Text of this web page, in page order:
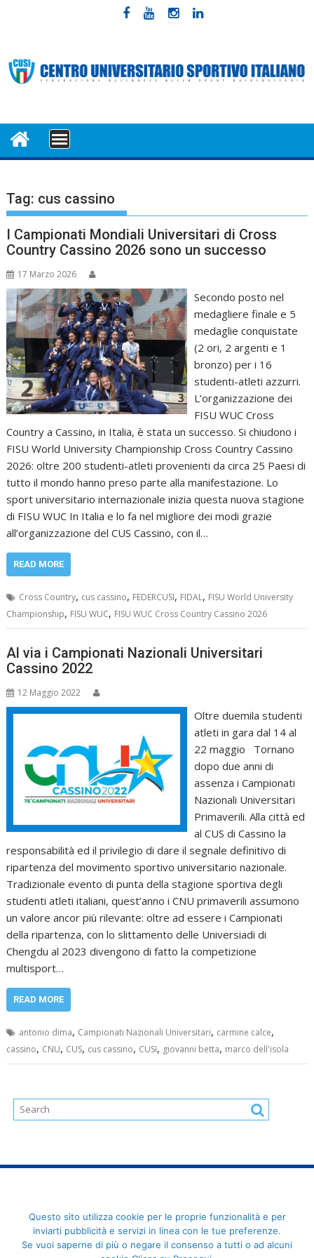
MENU
Tag: cus cassino
I Campionati Mondiali Universitari di Cross
Country Cassino 2026 sono un successo
17 Marzo 2026
Secondo posto nel
medagliere finale e 5
medaglie conquistate
(2 ori, 2 argenti e 1
bronzo) per i 16
studenti-atleti azzurri.
L’organizzazione dei
FISU WUC Cross
Country a Cassino, in Italia, è stata un successo. Si chiudono i
FISU World University Championship Cross Country Cassino
2026: oltre 200 studenti-atleti provenienti da circa 25 Paesi di
tutto il mondo hanno preso parte alla manifestazione. Lo
sport universitario internazionale inizia questa nuova stagione
di FISU WUC In Italia e lo fa nel migliore dei modi grazie
all’organizzazione del CUS Cassino, con il…
READ MORE
Cross Country, cus cassino, FEDERCUSI, FIDAL, FISU World University
Championship, FISU WUC, FISU WUC Cross Country Cassino 2026
Al via i Campionati Nazionali Universitari
Cassino 2022
12 Maggio 2022
Oltre duemila studenti
atleti in gara dal 14 al
22 maggio Tornano
dopo due anni di
assenza i Campionati
Nazionali Universitari
Primaverili. Alla città ed
al CUS di Cassino la
responsabilità ed il privilegio di dare il segnale definitivo di
ripartenza del movimento sportivo universitario nazionale.
Tradizionale evento di punta della stagione sportiva degli
studenti atleti italiani, quest’anno i CNU primaverili assumono
un valore ancor più rilevante: oltre ad essere i Campionati
della ripartenza, con lo slittamento delle Universiadi di
Chengdu al 2023 divengono di fatto la competizione
multisport…
READ MORE
antonio dima, Campionati Nazionali Universitari, carmine calce,
cassino, CNU, CUS, cus cassino, CUSI, giovanni betta, marco dell'isola
FederCUSI: Federazione Italiana dello Sport Universitario - Via
Angelo Brofferio, 7 - 00195 Roma - C.F. 80109270589
Questo sito utilizza cookie per le proprie funzionalità e per
inviarti pubblicità e servizi in linea con le tue preferenze.
Se vuoi saperne di più o negare il consenso a tutti o ad alcuni